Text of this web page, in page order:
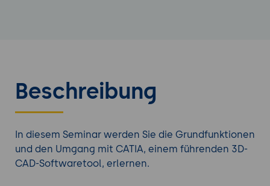
Beschreibung
In diesem Seminar werden Sie die Grundfunktionen
und den Umgang mit CATIA, einem führenden 3D-
CAD-Softwaretool, erlernen.